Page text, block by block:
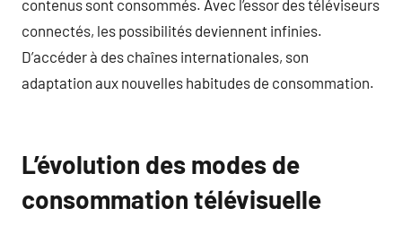
contenus sont consommés. Avec l’essor des téléviseurs
connectés, les possibilités deviennent infinies.
D’accéder à des chaînes internationales, son
adaptation aux nouvelles habitudes de consommation.
L’évolution des modes de
consommation télévisuelle